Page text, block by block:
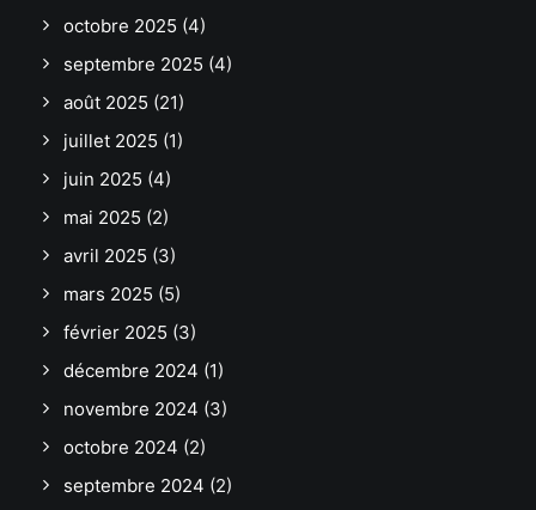
octobre 2025 (4)
septembre 2025 (4)
août 2025 (21)
juillet 2025 (1)
juin 2025 (4)
mai 2025 (2)
avril 2025 (3)
mars 2025 (5)
février 2025 (3)
décembre 2024 (1)
novembre 2024 (3)
octobre 2024 (2)
septembre 2024 (2)